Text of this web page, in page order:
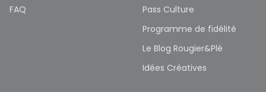
FAQ
Pass Culture
Programme de fidélité
Le Blog Rougier&Plé
Idées Créatives